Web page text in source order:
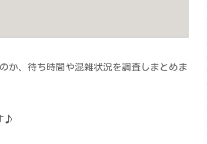
か、待ち時間や混雑状況を調査しまとめま
♪